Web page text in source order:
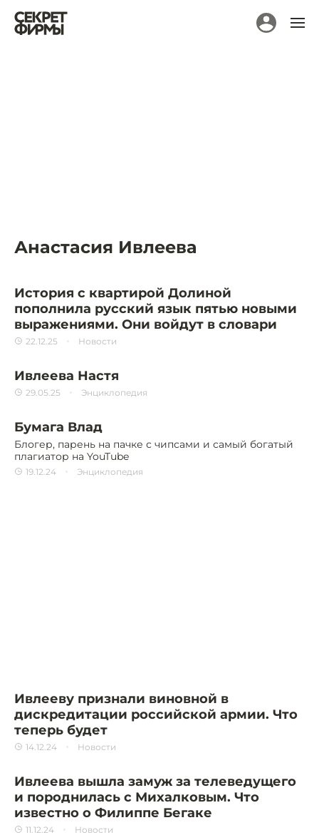
Анастасия Ивлеева
История с квартирой Долиной
пополнила русский язык пятью новыми
выражениями. Они войдут в словари
22.12.25 Новости
Ивлеева Настя
29.05.25 Энциклопедия
Бумага Влад
Блогер, парень на пачке с чипсами и самый богатый
плагиатор на YouTube
19.12.24 Энциклопедия
Ивлееву признали виновной в
дискредитации российской армии. Что
теперь будет
14.12.24 Новости
Ивлеева вышла замуж за телеведущего
и породнилась с Михалковым. Что
известно о Филиппе Бегаке
11.12.24 Новости